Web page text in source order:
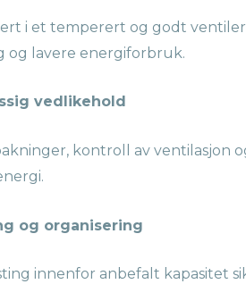
i et temperert og godt
og lavere energiforbruk.
vedlikehold
kontroll av
og organisering
innenfor anbefalt kapasitet